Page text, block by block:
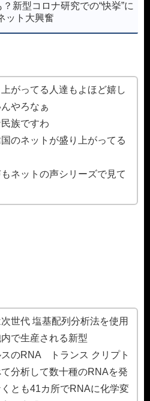
新型コロナ研究での“快挙”に
ット大興奮
がってる人達もよほど嬉し
やろなぁ
族ですわ
のネットが盛り上がってる
ネットの声シリーズで見て
世代 塩基配列分析法を使用
で生産される新型
スのRNA トランス クリプト
分析して数十種のRNAを発
とも41カ所でRNAに化学変